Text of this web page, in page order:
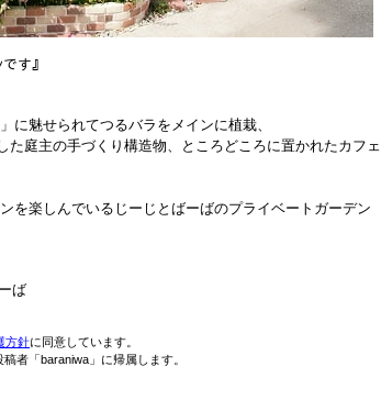
す』
に魅せられてつるバラをメインに植栽、
庭主の手づくり構造物、ところどころに置かれたカフェ
を楽しんでいるじーじとばーばのプライベートガーデン
ば
方針に同意しています。
者「baraniwa」に帰属します。